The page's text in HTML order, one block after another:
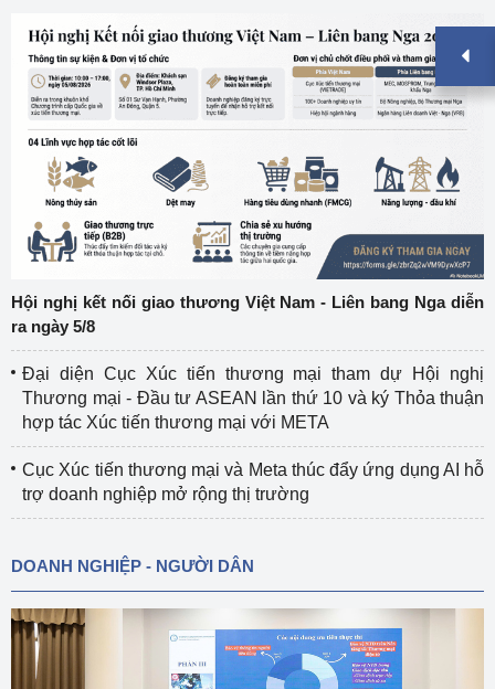
Hội nghị kết nối giao thương Việt Nam - Liên bang Nga diễn
ra ngày 5/8
Đại diện Cục Xúc tiến thương mại tham dự Hội nghị
Thương mại - Đầu tư ASEAN lần thứ 10 và ký Thỏa thuận
hợp tác Xúc tiến thương mại với META
Cục Xúc tiến thương mại và Meta thúc đẩy ứng dụng AI hỗ
trợ doanh nghiệp mở rộng thị trường
DOANH NGHIỆP - NGƯỜI DÂN